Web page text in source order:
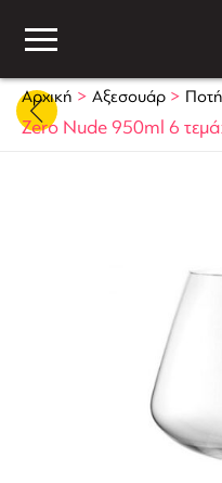
Αρχική > Αξεσουάρ >
Zero Nude 950ml 6